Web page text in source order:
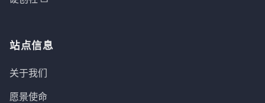
站点信息
关于我们
愿景使命